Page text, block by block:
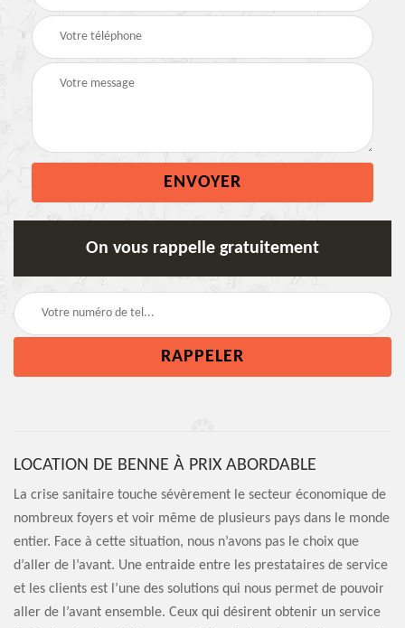
On vous rappelle gratuitement
LOCATION DE BENNE À PRIX ABORDABLE
La crise sanitaire touche sévèrement le secteur économique de
nombreux foyers et voir même de plusieurs pays dans le monde
entier. Face à cette situation, nous n’avons pas le choix que
d’aller de l’avant. Une entraide entre les prestataires de service
et les clients est l’une des solutions qui nous permet de pouvoir
aller de l’avant ensemble. Ceux qui désirent obtenir un service